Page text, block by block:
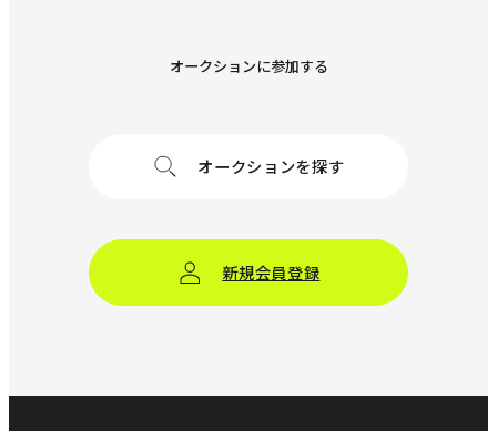
オークションに参加する
オークションを探す
新規会員登録